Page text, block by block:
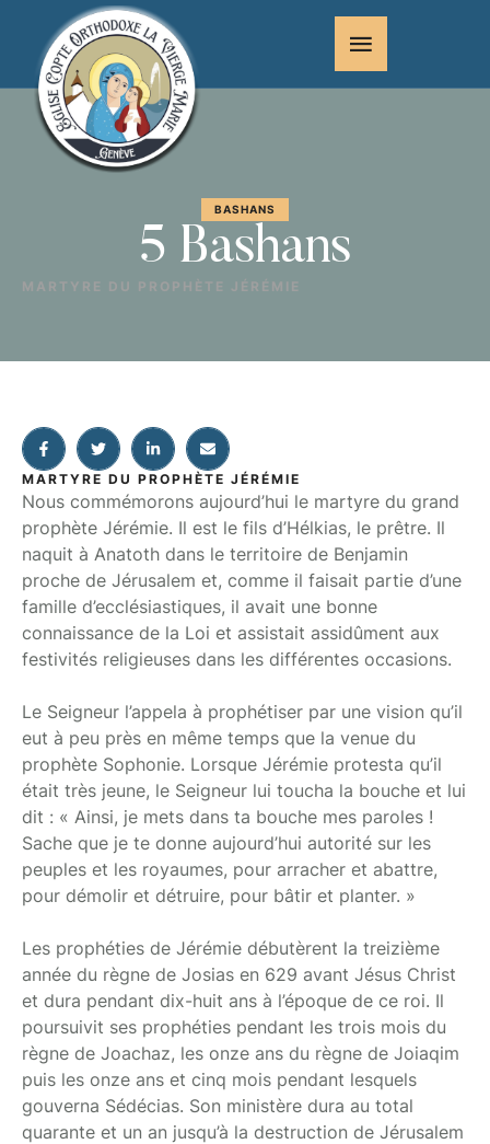
BASHANS
5 Bashans
MARTYRE DU PROPHÈTE JÉRÉMIE
MARTYRE DU PROPHÈTE JÉRÉMIE
Nous commémorons aujourd’hui le martyre du grand
prophète Jérémie. Il est le fils d’Hélkias, le prêtre. Il
naquit à Anatoth dans le territoire de Benjamin
proche de Jérusalem et, comme il faisait partie d’une
famille d’ecclésiastiques, il avait une bonne
connaissance de la Loi et assistait assidûment aux
festivités religieuses dans les différentes occasions.
Le Seigneur l’appela à prophétiser par une vision qu’il
eut à peu près en même temps que la venue du
prophète Sophonie. Lorsque Jérémie protesta qu’il
était très jeune, le Seigneur lui toucha la bouche et lui
dit : « Ainsi, je mets dans ta bouche mes paroles !
Sache que je te donne aujourd’hui autorité sur les
peuples et les royaumes, pour arracher et abattre,
pour démolir et détruire, pour bâtir et planter. »
Les prophéties de Jérémie débutèrent la treizième
année du règne de Josias en 629 avant Jésus Christ
et dura pendant dix-huit ans à l’époque de ce roi. Il
poursuivit ses prophéties pendant les trois mois du
règne de Joachaz, les onze ans du règne de Joiaqim
puis les onze ans et cinq mois pendant lesquels
gouverna Sédécias. Son ministère dura au total
quarante et un an jusqu’à la destruction de Jérusalem